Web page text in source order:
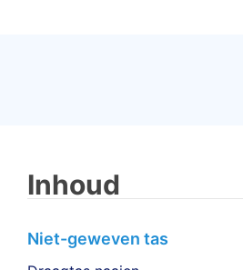
Inhoud
Niet-geweven tas